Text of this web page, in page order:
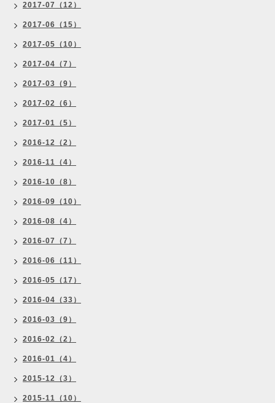
2017-07（12）
2017-06（15）
2017-05（10）
2017-04（7）
2017-03（9）
2017-02（6）
2017-01（5）
2016-12（2）
2016-11（4）
2016-10（8）
2016-09（10）
2016-08（4）
2016-07（7）
2016-06（11）
2016-05（17）
2016-04（33）
2016-03（9）
2016-02（2）
2016-01（4）
2015-12（3）
2015-11（10）